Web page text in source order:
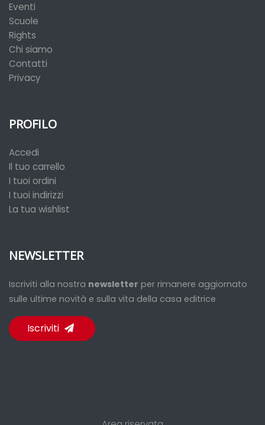
Eventi
Scuole
Rights
Chi siamo
Contatti
Privacy
PROFILO
Accedi
Il tuo carrello
I tuoi ordini
I tuoi indirizzi
La tua wishlist
NEWSLETTER
Iscriviti alla nostra newsletter per rimanere aggiornato
sulle ultime novità e sulla vita della casa editrice
Iscriviti